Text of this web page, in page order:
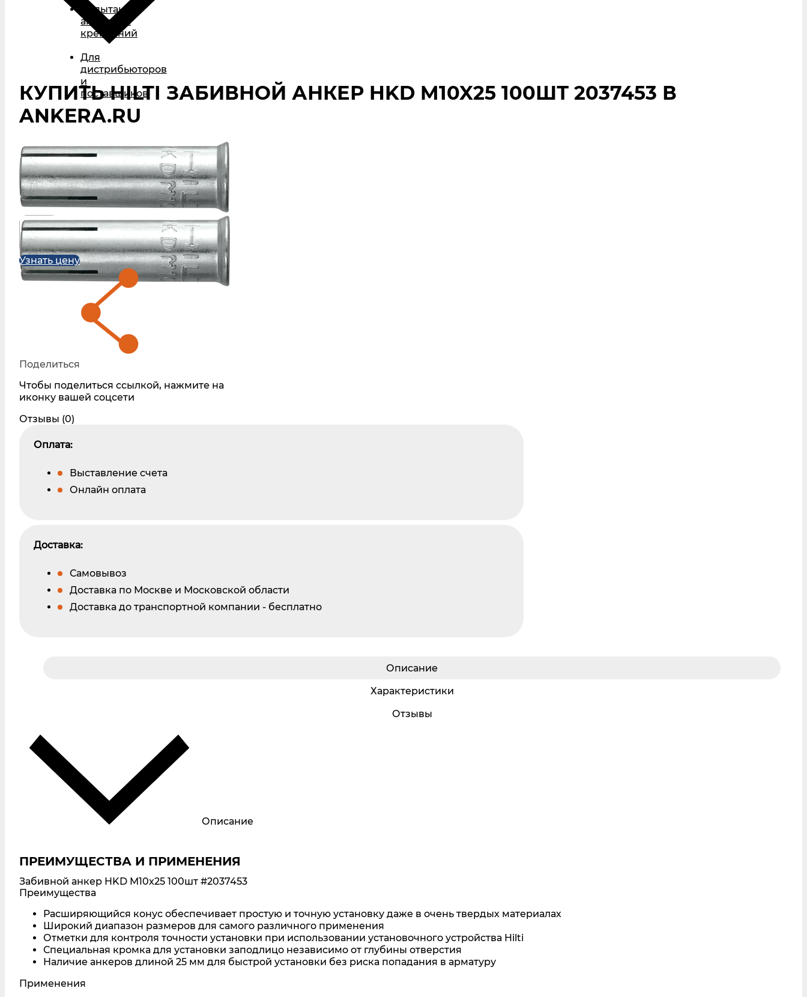
Испытания
анкерных
креплений
Для
дистрибьюторов
и
поставщиков
КУПИТЬ HILTI ЗАБИВНОЙ АНКЕР HKD M10X25 100ШТ 2037453 В
ANKERA.RU
Узнать цену
Поделиться
Чтобы поделиться ссылкой, нажмите на
иконку вашей соцсети
Отзывы (0)
Оплата:
Выставление счета
Онлайн оплата
Доставка:
Самовывоз
Доставка по Москве и Московской области
Доставка до транспортной компании - бесплатно
Описание
Характеристики
Отзывы
Описание
ПРЕИМУЩЕСТВА И ПРИМЕНЕНИЯ
Забивной анкер HKD M10x25 100шт #2037453
Преимущества
Расширяющийся конус обеспечивает простую и точную установку даже в очень твердых материалах
Широкий диапазон размеров для самого различного применения
Отметки для контроля точности установки при использовании установочного устройства Hilti
Специальная кромка для установки заподлицо независимо от глубины отверстия
Наличие анкеров длиной 25 мм для быстрой установки без риска попадания в арматуру
Применения